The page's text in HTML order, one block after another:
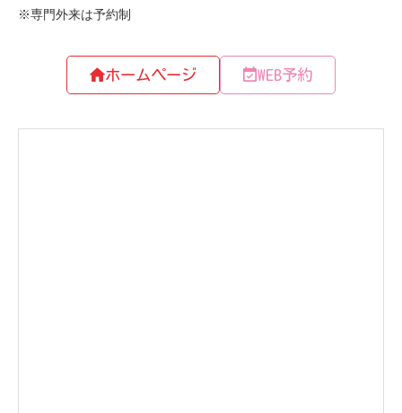
ホームページ WEB予約